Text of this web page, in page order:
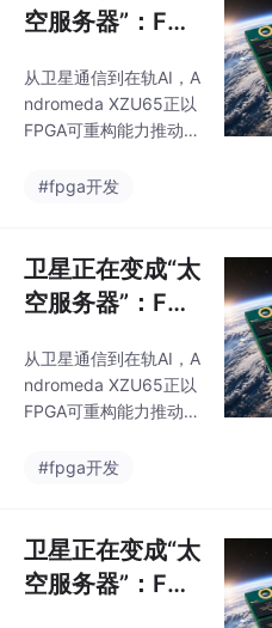
志着AMD正将Spartan
系列从"逻辑器件"升级
推出背景反映了AI基础
设施的新需求：随着AI
服务器复杂度飙升，系
空服务器”：FPG
航天新底座？
从卫星通信到在轨AI，A
ndromeda XZU65正以
FPGA可重构能力推动商
代。
#fpga开发
卫星正在变成“太
空服务器”：FPG
航天新底座？
从卫星通信到在轨AI，A
ndromeda XZU65正以
FPGA可重构能力推动商
代。
#fpga开发
卫星正在变成“太
空服务器”：FPG